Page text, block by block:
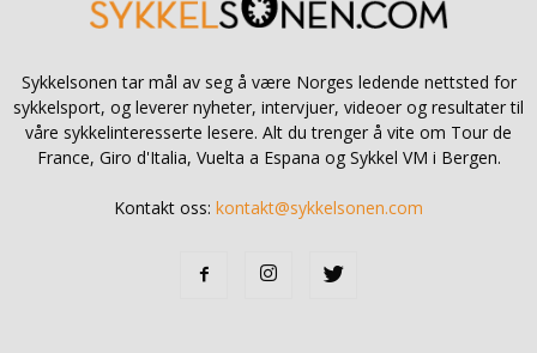
Sykkelsonen tar mål av seg å være Norges ledende nettsted for
sykkelsport, og leverer nyheter, intervjuer, videoer og resultater til
våre sykkelinteresserte lesere. Alt du trenger å vite om Tour de
France, Giro d'Italia, Vuelta a Espana og Sykkel VM i Bergen.
Kontakt oss: kontakt@sykkelsonen.com